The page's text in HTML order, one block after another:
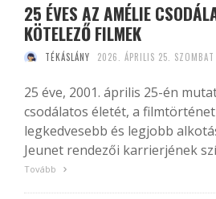
25 ÉVES AZ AMÉLIE
KÖTELEZŐ FILMEK
TÉKÁSLÁNY 2026. ÁPRILIS 25. SZOMBAT
25 éve, 2001. április 25-én
csodálatos életét, a
legkedvesebb és legjobb
Jeunet rendezői karrierjének
Tovább